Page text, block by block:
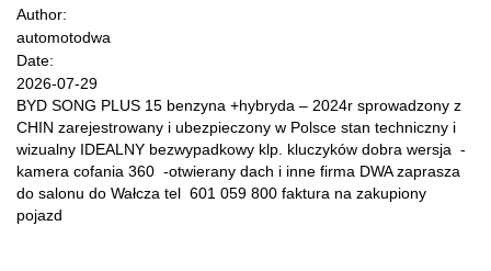
Author:
automotodwa
Date:
2026-07-29
BYD SONG PLUS 15 benzyna +hybryda – 2024r sprowadzony z
CHIN zarejestrowany i ubezpieczony w Polsce stan techniczny i
wizualny IDEALNY bezwypadkowy klp. kluczyków dobra wersja -
kamera cofania 360 -otwierany dach i inne firma DWA zaprasza
do salonu do Wałcza tel 601 059 800 faktura na zakupiony
pojazd